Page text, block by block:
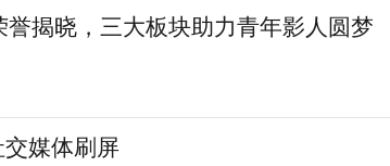
揭晓，三大板块助力青年影人圆梦
媒体刷屏